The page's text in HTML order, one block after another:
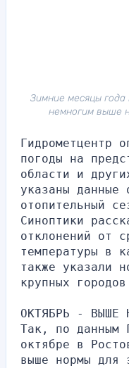
Зимние месяцы
немногим выше
Гидрометцентр
погоды на
области и
указаны данные
отопительный
Синоптики
отклонений от
температуры в
также указали
крупных
ОКТЯБРЬ - ВЫШЕ
Так, по данным
октябре в
выше нормы для